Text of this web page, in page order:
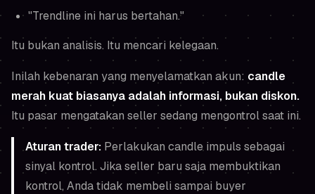
"Trendline ini harus bertahan."
Itu bukan analisis. Itu mencari kelegaan.
Inilah kebenaran yang menyelamatkan akun: candle
merah kuat biasanya adalah informasi, bukan diskon.
Itu pasar mengatakan seller sedang mengontrolsaat ini.
Aturan trader: Perlakukan candle impuls sebagai
sinyal kontrol. Jika seller baru saja membuktikan
kontrol, Anda tidak membeli sampai buyer